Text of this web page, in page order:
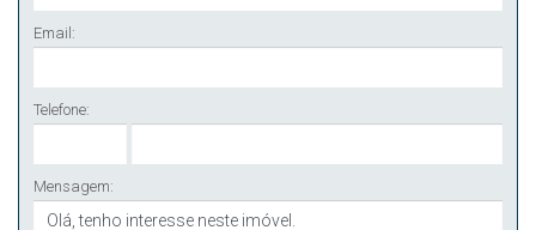
Email:
Telefone:
Mensagem: